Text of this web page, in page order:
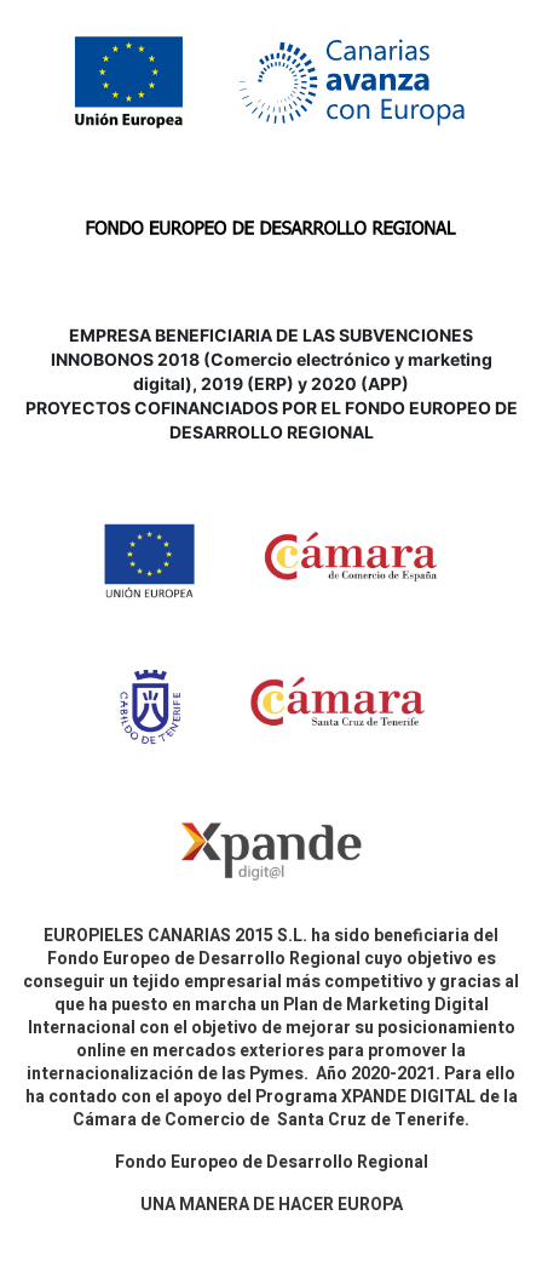
EMPRESA BENEFICIARIA DE LAS SUBVENCIONES
INNOBONOS 2018 (Comercio electrónico y marketing
digital), 2019 (ERP) y 2020 (APP)
PROYECTOS COFINANCIADOS POR EL FONDO EUROPEO DE
DESARROLLO REGIONAL
EUROPIELES CANARIAS 2015 S.L. ha sido beneficiaria del
Fondo Europeo de Desarrollo Regional cuyo objetivo es
conseguir un tejido empresarial más competitivo y gracias al
que ha puesto en marcha un Plan de Marketing Digital
Internacional con el objetivo de mejorar su posicionamiento
online en mercados exteriores para promover la
internacionalización de las Pymes. Año 2020-2021. Para ello
ha contado con el apoyo del Programa XPANDE DIGITAL de la
Cámara de Comercio de Santa Cruz de Tenerife.
Fondo Europeo de Desarrollo Regional
UNA MANERA DE HACER EUROPA